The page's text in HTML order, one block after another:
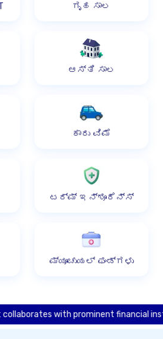
ಗೃಹ ಸಾಲ
ಆಸ್ತಿ ಸಾಲ
ಕಾರು ವಿಮೆ
ಟರ್ಮ್ ಇನ್ಶೂರೆನ್ಸ್
ಮ್ಯೂಚುಯಲ್ ಫಂಡ್‌ಗಳು
with prominent financial